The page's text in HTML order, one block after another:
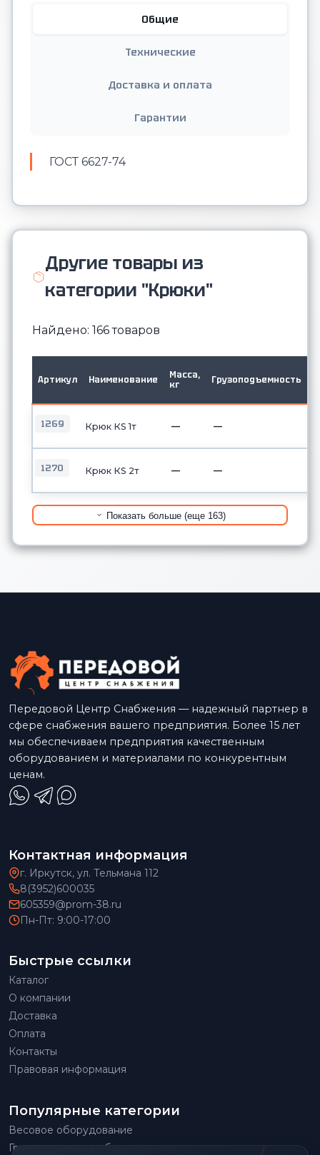
Общие
Технические
Доставка и оплата
Гарантии
ГОСТ 6627-74
Другие товары из
категории "Крюки"
Найдено: 166 товаров
Артикул Наименование
Масса,
кг
Грузоподъемность
1269 Крюк КS 1т — —
1270 Крюк КS 2т — —
Показать больше (еще 163)
Передовой Центр Снабжения — надежный партнер в
сфере снабжения вашего предприятия. Более 15 лет
мы обеспечиваем предприятия качественным
оборудованием и материалами по конкурентным
ценам.
Контактная информация
г. Иркутск, ул. Тельмана 112
8(3952)600035
605359@prom-38.ru
Пн-Пт: 9:00-17:00
Быстрые ссылки
Каталог
О компании
Доставка
Оплата
Контакты
Правовая информация
Популярные категории
Весовое оборудование
Грузоподъемное оборудование